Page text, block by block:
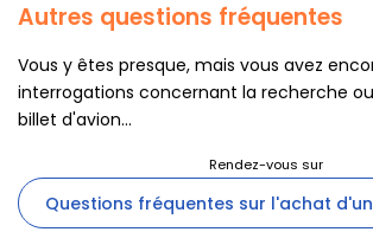
Autres questions fréquentes
Vous y êtes presque, mais vous avez
interrogations concernant la recherche
billet d'avion...
Questions fréquentes sur l'achat